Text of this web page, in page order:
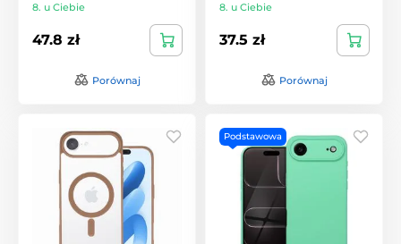
8. u Ciebie
47.8 zł
Porównaj
8. u Ciebie
37.5 zł
Porównaj
Podstawowa